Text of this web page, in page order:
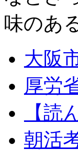
味のあ
大阪
厚労
【読
朝活